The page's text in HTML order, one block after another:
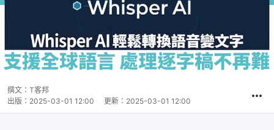
撰文： T客邦
出版： 2025-03-01 12:00 更新： 2025-03-01 12:00